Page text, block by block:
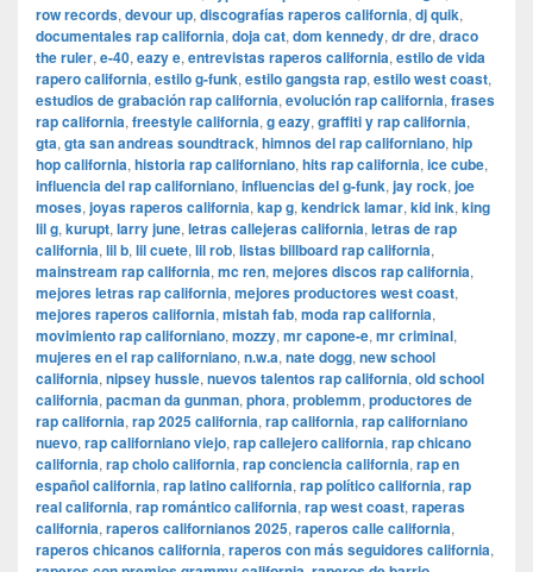
row records, devour up, discografías raperos california, dj quik,
documentales rap california, doja cat, dom kennedy, dr dre, draco
the ruler, e-40, eazy e, entrevistas raperos california, estilo de vida
rapero california, estilo g-funk, estilo gangsta rap, estilo west coast,
estudios de grabación rap california, evolución rap california, frases
rap california, freestyle california, g eazy, graffiti y rap california,
gta, gta san andreas soundtrack, himnos del rap californiano, hip
hop california, historia rap californiano, hits rap california, ice cube,
influencia del rap californiano, influencias del g-funk, jay rock, joe
moses, joyas raperos california, kap g, kendrick lamar, kid ink, king
lil g, kurupt, larry june, letras callejeras california, letras de rap
california, lil b, lil cuete, lil rob, listas billboard rap california,
mainstream rap california, mc ren, mejores discos rap california,
mejores letras rap california, mejores productores west coast,
mejores raperos california, mistah fab, moda rap california,
movimiento rap californiano, mozzy, mr capone-e, mr criminal,
mujeres en el rap californiano, n.w.a, nate dogg, new school
california, nipsey hussle, nuevos talentos rap california, old school
california, pacman da gunman, phora, problemm, productores de
rap california, rap 2025 california, rap california, rap californiano
nuevo, rap californiano viejo, rap callejero california, rap chicano
california, rap cholo california, rap conciencia california, rap en
español california, rap latino california, rap político california, rap
real california, rap romántico california, rap west coast, raperas
california, raperos californianos 2025, raperos calle california,
raperos chicanos california, raperos con más seguidores california,